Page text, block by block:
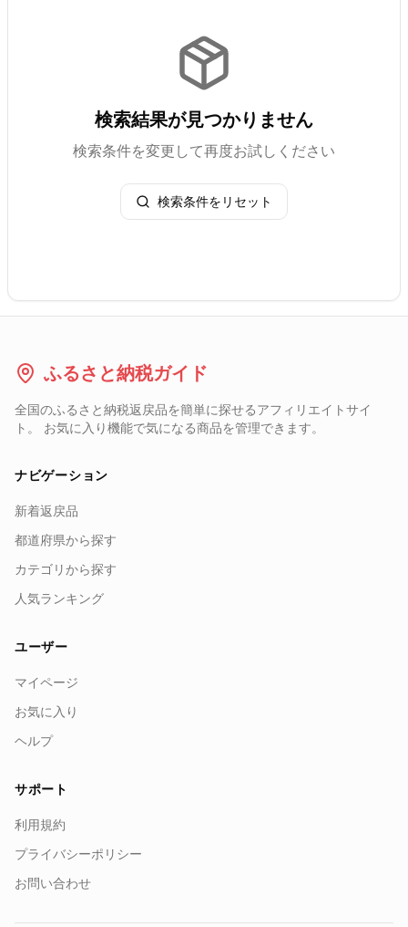
検索結果が見つかりません
検索条件を変更して再度お試しください
検索条件をリセット
ふるさと納税ガイド
全国のふるさと納税返戻品を簡単に探せるアフィリエイトサイ
ト。 お気に入り機能で気になる商品を管理できます。
ナビゲーション
新着返戻品
都道府県から探す
カテゴリから探す
人気ランキング
ユーザー
マイページ
お気に入り
ヘルプ
サポート
利用規約
プライバシーポリシー
お問い合わせ